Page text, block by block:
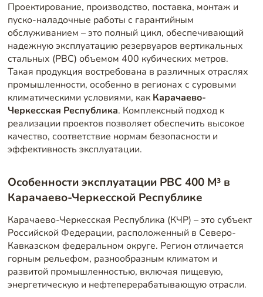
Проектирование, производство, поставка, монтаж и
пуско-наладочные работы с гарантийным
обслуживанием – это полный цикл, обеспечивающий
надежную эксплуатацию резервуаров вертикальных
стальных (РВС) объемом 400 кубических метров.
Такая продукция востребована в различных отраслях
промышленности, особенно в регионах с суровыми
климатическими условиями, как Карачаево-
Черкесская Республика. Комплексный подход к
реализации проектов позволяет обеспечить высокое
качество, соответствие нормам безопасности и
эффективность эксплуатации.
Особенности эксплуатации РВС 400 М³ в
Карачаево-Черкесской Республике
Карачаево-Черкесская Республика (КЧР) – это субъект
Российской Федерации, расположенный в Северо-
Кавказском федеральном округе. Регион отличается
горным рельефом, разнообразным климатом и
развитой промышленностью, включая пищевую,
энергетическую и нефтеперерабатывающую отрасли.